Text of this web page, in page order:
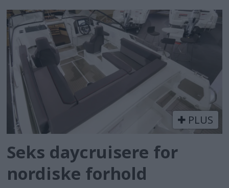
PLUS
Seks daycruisere for
nordiske forhold